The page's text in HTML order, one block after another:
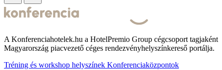
A Konferenciahotelek.hu a HotelPremio Group cégcsoport tagjaként
Magyarország piacvezető céges rendezvényhelyszínkereső portálja.
Tréning és workshop helyszínek Konferenciaközpontok